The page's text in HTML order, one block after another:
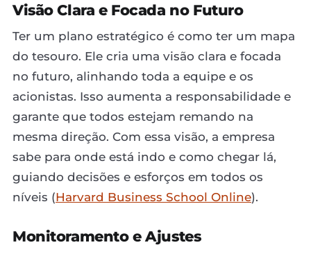
Visão Clara e Focada no Futuro
Ter um plano estratégico é como ter um mapa
do tesouro. Ele cria uma visão clara e focada
no futuro, alinhando toda a equipe e os
acionistas. Isso aumenta a responsabilidade e
garante que todos estejam remando na
mesma direção. Com essa visão, a empresa
sabe para onde está indo e como chegar lá,
guiando decisões e esforços em todos os
níveis (Harvard Business School Online).
Monitoramento e Ajustes